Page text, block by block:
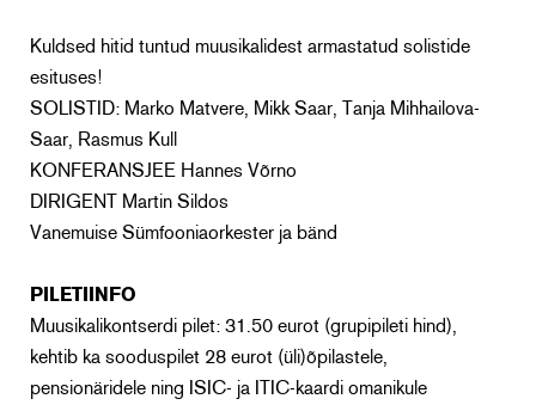
Kuldsed hitid tuntud muusikalidest armastatud solistide
esituses!
SOLISTID: Marko Matvere, Mikk Saar, Tanja Mihhailova-
Saar, Rasmus Kull
KONFERANSJEE Hannes Võrno
DIRIGENT Martin Sildos
Vanemuise Sümfooniaorkester ja bänd
PILETIINFO
Muusikalikontserdi pilet: 31.50 eurot (grupipileti hind),
kehtib ka sooduspilet 28 eurot (üli)õpilastele,
pensionäridele ning ISIC- ja ITIC-kaardi omanikule